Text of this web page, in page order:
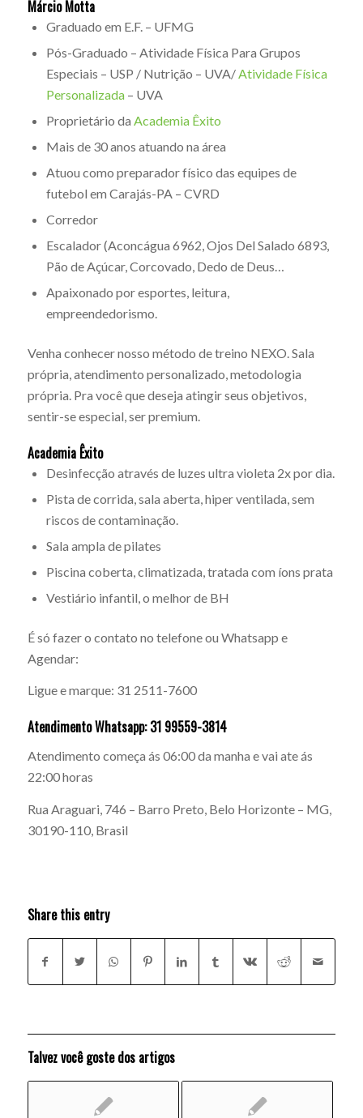
Márcio Motta
Graduado em E.F. – UFMG
Pós-Graduado – Atividade Física Para Grupos
Especiais – USP / Nutrição – UVA/Atividade Física
Personalizada– UVA
Proprietário da Academia Êxito
Mais de 30 anos atuando na área
Atuou como preparador físico das equipes de
futebol em Carajás-PA – CVRD
Corredor
Escalador (Aconcágua 6962, Ojos Del Salado 6893,
Pão de Açúcar, Corcovado, Dedo de Deus…
Apaixonado por esportes, leitura,
empreendedorismo.
Venha conhecer nosso método de treino NEXO. Sala
própria, atendimento personalizado, metodologia
própria. Pra você que deseja atingir seus objetivos,
sentir-se especial, ser premium.
Academia Êxito
Desinfecção através de luzes ultra violeta 2x por dia.
Pista de corrida, sala aberta, hiper ventilada, sem
riscos de contaminação.
Sala ampla de pilates
Piscina coberta, climatizada, tratada com íons prata
Vestiário infantil, o melhor de BH
É só fazer o contato no telefone ou Whatsapp e
Agendar:
Ligue e marque: 31 2511-7600
Atendimento Whatsapp: 31 99559-3814
Atendimento começa ás 06:00 da manha e vai ate ás
22:00 horas
Rua Araguari, 746 – Barro Preto, Belo Horizonte – MG,
30190-110, Brasil
Share this entry
Talvez você goste dos artigos